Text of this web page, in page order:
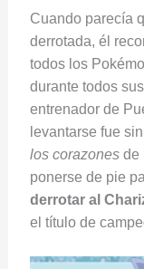
Cuando parecía
derrotada, él
todos los
durante todos
entrenador de
levantarse fue
los corazonesde
ponerse de pie
derrotar al
el título de